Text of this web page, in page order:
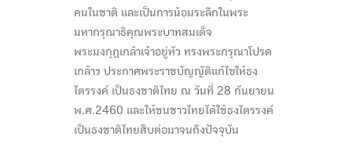
คนในชาติ และเป็นการน้อมระลึกในพระ
มหากรุณาธิคุณพระบาทสมเด็จ
พระมงกุฎเกล้าเจ้าอยู่หัว ทรงพระกรุณาโปรด
เกล้าฯ ประกาศพระราชบัญญัติแก้ไขให้ธง
ไตรรงค์ เป็นธงชาติไทย ณ วันที่ 28 กันยายน
พ.ศ.2460 และให้ชนชาวไทยได้ใช้ธงไตรรงค์
เป็นธงชาติไทยสืบต่อมาจนถึงปัจจุบัน